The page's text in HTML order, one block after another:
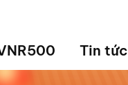
Tin tức